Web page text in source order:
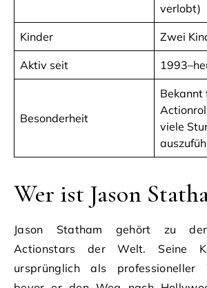
verlobt)
Kinder Zwei
Aktiv seit
Besonderheit
Bekannt
viele
Wer ist Jason
Jason Statham gehört zu
Actionstars der Welt. Seine
ursprünglich als professioneller